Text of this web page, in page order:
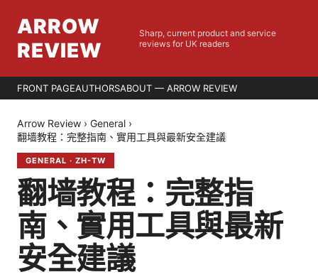
ARROW
REVIEW
Sharp, current product and service
reviews for UK readers
FRONT PAGEAUTHORSABOUT — ARROW REVIEW
Arrow Review › General ›
翻墙教程：完整指南、實用工具與最新安全建議
GENERAL · ZH-TW
翻墙教程：完整指
南、實用工具與最新
安全建議